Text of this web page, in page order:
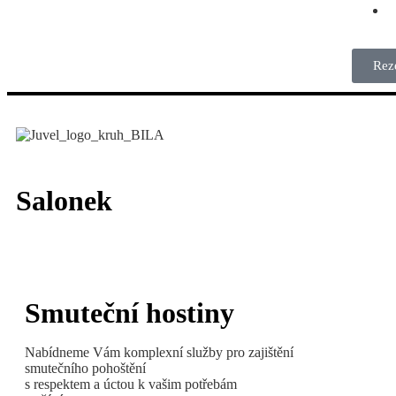
Salonek
Smuteční hostiny
Nabídneme Vám komplexní služby pro zajištění
smutečního pohoštění
s respektem a úctou k vašim potřebám